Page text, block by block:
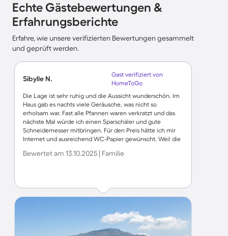
Echte Gästebewertungen &
Erfahrungsberichte
Erfahre, wie unsere verifizierten Bewertungen gesammelt
und geprüft werden.
Sibylle N.
Gast verifiziert von
HomeToGo
Die Lage ist sehr ruhig und die Aussicht wunderschön. Im
Haus gab es nachts viele Geräusche, was nicht so
erholsam war. Fast alle Pfannen waren verkratzt und das
nächste Mal würde ich einen Sparschäler und gute
Schneidemesser mitbringen. Für den Preis hätte ich mir
Internet und ausreichend WC-Papier gewünscht. Weil die
würde ich wieder kommen.
Bewertet am 13.10.2025 | Familie